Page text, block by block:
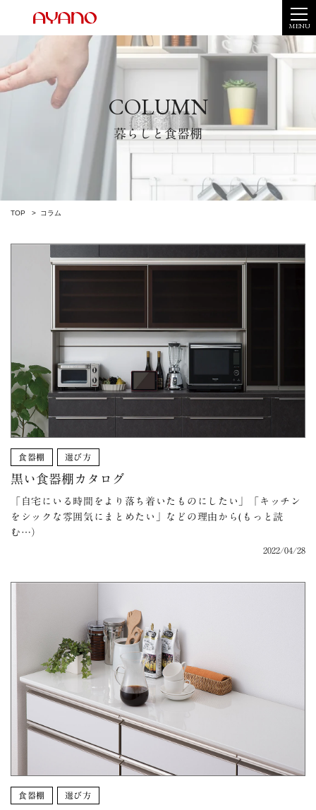
MENU
COLUMN
暮らしと食器棚
TOP コラム
食器棚 選び方
黒い食器棚カタログ
「自宅にいる時間をより落ち着いたものにしたい」「キッチン
をシックな雰囲気にまとめたい」などの理由から(もっと読
む…）
2022/04/28
食器棚 選び方